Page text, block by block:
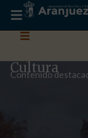
Cultura
Contenido